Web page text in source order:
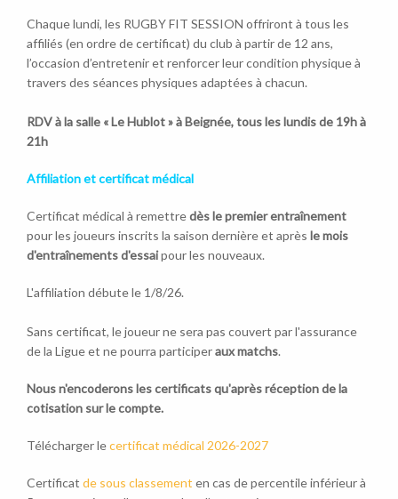
Chaque lundi, les RUGBY FIT SESSION offriront à tous les
affiliés (en ordre de certificat) du club à partir de 12 ans,
l’occasion d’entretenir et renforcer leur condition physique à
travers des séances physiques adaptées à chacun.
RDV à la salle « Le Hublot » à Beignée, tous les lundis de 19h à
21h
Affiliation et certificat médical
Certificat médical à remettredès le premier entraînement
pour les joueurs inscrits la saison dernière et après le mois
d'entraînements d'essaipour les nouveaux.
L'affiliation débute le 1/8/26.
Sans certificat, le joueur ne sera pas couvert par l'assurance
de la Ligue et ne pourra participeraux matchs.
Nous n'encoderons les certificats qu'après réception de la
cotisation sur le compte.
Télécharger lecertificat médical 2026-2027
Certificat de sous classement en cas de percentile inférieur à